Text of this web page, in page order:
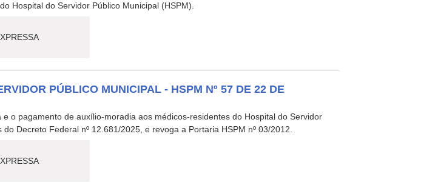
Hospital do Servidor Público Municipal (HSPM).
PÚBLICO MUNICIPAL - HSPM Nº 57 DE 22 DE
o pagamento de auxílio-moradia aos médicos-residentes do Hospital do Servidor
Decreto Federal nº 12.681/2025, e revoga a Portaria HSPM nº 03/2012.